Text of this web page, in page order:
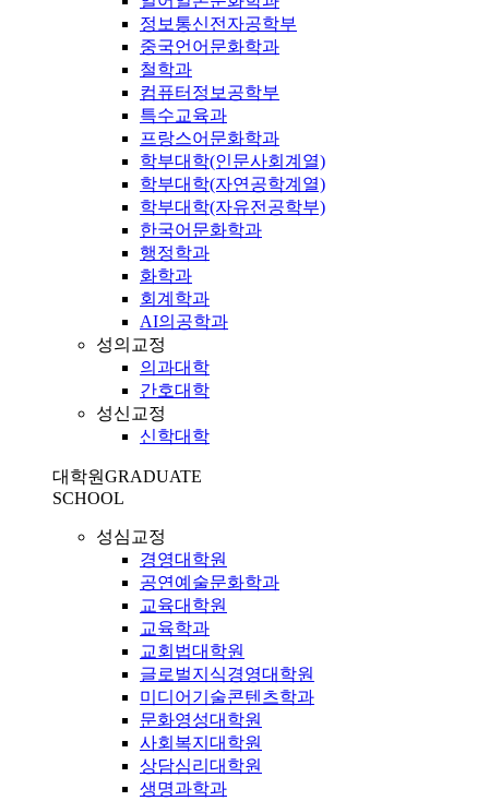
정보통신전자공학부
중국언어문화학과
철학과
컴퓨터정보공학부
특수교육과
프랑스어문화학과
학부대학(인문사회계열)
학부대학(자연공학계열)
학부대학(자유전공학부)
한국어문화학과
행정학과
화학과
회계학과
AI의공학과
성의교정
의과대학
간호대학
성신교정
신학대학
대학원GRADUATE
SCHOOL
성심교정
경영대학원
공연예술문화학과
교육대학원
교육학과
교회법대학원
글로벌지식경영대학원
미디어기술콘텐츠학과
문화영성대학원
사회복지대학원
상담심리대학원
생명과학과